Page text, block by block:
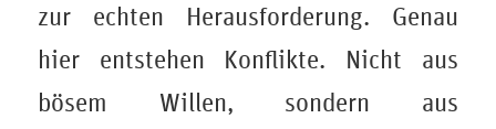
zur echten Herausforderung. Genau
hier entstehen Konflikte. Nicht aus
bösem Willen, sondern aus